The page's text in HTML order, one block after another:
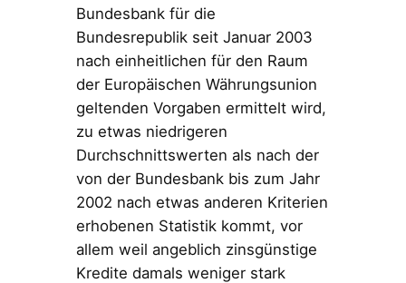
Bundesbank für die
Bundesrepublik seit Januar 2003
nach einheitlichen für den Raum
der Europäischen Währungsunion
geltenden Vorgaben ermittelt wird,
zu etwas niedrigeren
Durchschnittswerten als nach der
von der Bundesbank bis zum Jahr
2002 nach etwas anderen Kriterien
erhobenen Statistik kommt, vor
allem weil angeblich zinsgünstige
Kredite damals weniger stark